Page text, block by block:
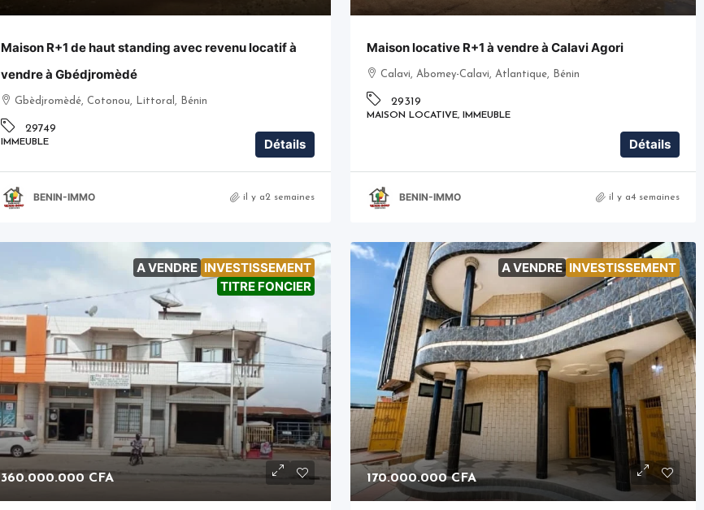
Maison R+1 de haut standing avec revenu locatif à
vendre à Gbédjromèdé
Gbèdjromèdé, Cotonou, Littoral, Bénin
29749
IMMEUBLE Détails
BENIN-IMMO il y a2 semaines
Maison locative R+1 à vendre à Calavi Agori
Calavi, Abomey-Calavi, Atlantique, Bénin
29319
MAISON LOCATIVE, IMMEUBLE
Détails
BENIN-IMMO il y a4 semaines
A VENDRE INVESTISSEMENT
TITRE FONCIER
360.000.000 CFA
A VENDRE INVESTISSEMENT
170.000.000 CFA